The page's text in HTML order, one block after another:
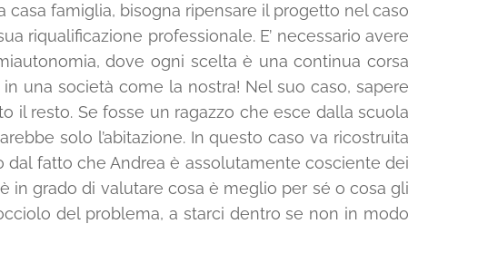
famiglia, bisogna ripensare il progetto nel caso
riqualificazione professionale. E’ necessario avere
dove ogni scelta è una continua corsa
una società come la nostra! Nel suo caso, sapere
il resto. Se fosse un ragazzo che esce dalla scuola
solo l’abitazione. In questo caso va ricostruita
dal fatto che Andrea è assolutamente cosciente dei
in grado di valutare cosa è meglio per sé o cosa gli
del problema, a starci dentro se non in modo